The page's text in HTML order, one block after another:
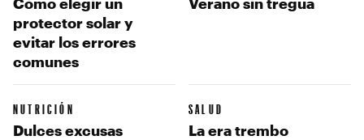
protector solar y
evitar los errores
comunes
NUTRICIÓN
Dulces excusas
SALUD
La era trembo